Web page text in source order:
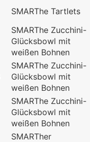
SMARThe Tartlets
SMARThe Zucchini-
Glücksbowl mit
weißen Bohnen
SMARThe Zucchini-
Glücksbowl mit
weißen Bohnen
SMARThe Zucchini-
Glücksbowl mit
weißen Bohnen
SMARTher